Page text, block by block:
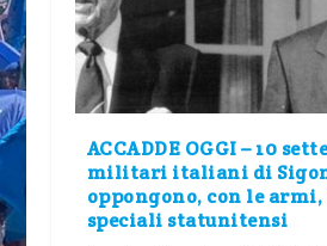
ACCADDE OGGI – 10
militari italiani di
oppongono, con le
speciali statunitensi